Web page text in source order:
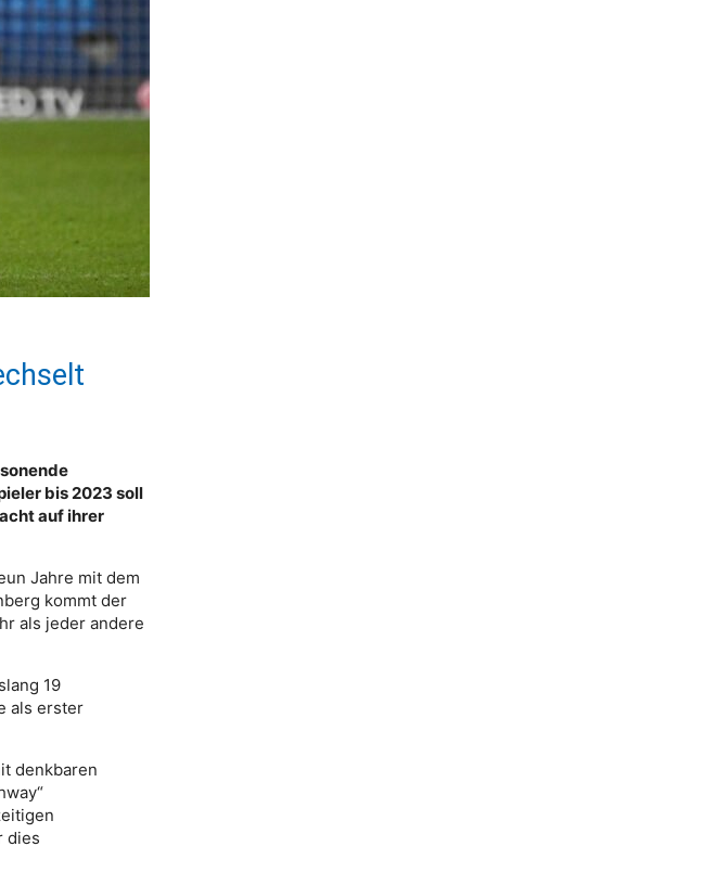
bis 2023 soll
auf ihrer
Jahre mit dem
kommt der
als jeder andere
19
als erster
denkbaren
dies